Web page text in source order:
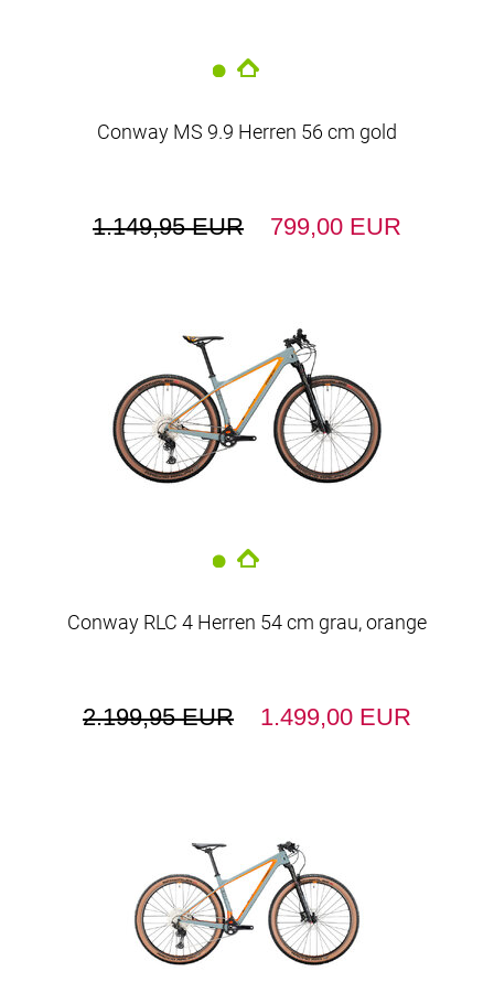
Conway MS 9.9 Herren 56 cm gold
1.149,95 EUR 799,00 EUR
Conway RLC 4 Herren 54 cm grau, orange
2.199,95 EUR 1.499,00 EUR